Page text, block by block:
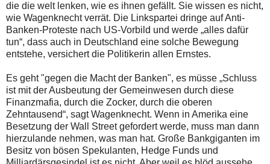
die die welt lenken, wie es ihnen gefällt. Sie wissen es nicht,
wie Wagenknecht verrät. Die Linkspartei dringe auf Anti-
Banken-Proteste nach US-Vorbild und werde „alles dafür
tun“, dass auch in Deutschland eine solche Bewegung
entstehe, versichert die Politikerin allen Ernstes.
Es geht "gegen die Macht der Banken", es müsse „Schluss
ist mit der Ausbeutung der Gemeinwesen durch diese
Finanzmafia, durch die Zocker, durch die oberen
Zehntausend“, sagt Wagenknecht. Wenn in Amerika eine
Besetzung der Wall Street gefordert werde, muss man dann
hierzulande nehmen, was man hat. Große Bankgiganten im
Besitz von bösen Spekulanten, Hedge Funds und